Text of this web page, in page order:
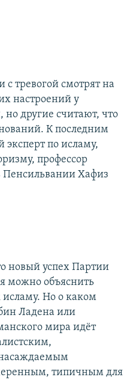
с тревогой смотрят на
настроений у
но другие считают, что
К последним
эксперт по исламу,
профессор
Пенсильвании Хафиз
новый успех Партии
можно объяснить
Но о каком
Ладена или
мира идёт
типичным для